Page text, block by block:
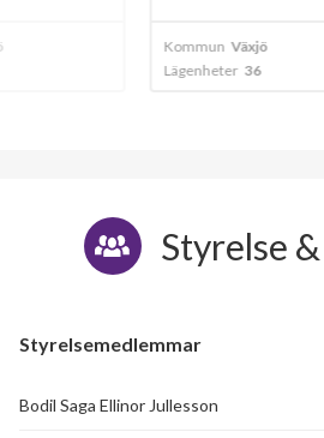
Kommun Växjö
Lägenheter 36
Styrelse
Styrelsemedlemmar
Bodil Saga Ellinor Jullesson